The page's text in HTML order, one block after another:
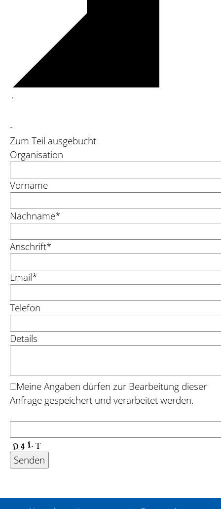
·
-
Zum Teil ausgebucht
Organisation
Vorname
Nachname*
Anschrift*
Email*
Telefon
Details
Meine Angaben dürfen zur Bearbeitung dieser
Anfrage gespeichert und verarbeitet werden.